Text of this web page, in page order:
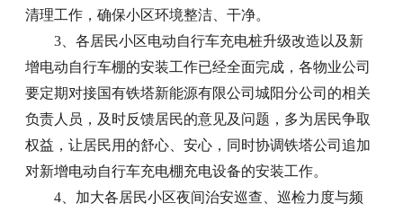
清理工作，确保小区环境整洁、干净。
3、各居民小区电动自行车充电桩升级改造以及新
增电动自行车棚的安装工作已经全面完成，各物业公司
要定期对接国有铁塔新能源有限公司城阳分公司的相关
负责人员，及时反馈居民的意见及问题，多为居民争取
权益，让居民用的舒心、安心，同时协调铁塔公司追加
对新增电动自行车充电棚充电设备的安装工作。
4、加大各居民小区夜间治安巡查、巡检力度与频